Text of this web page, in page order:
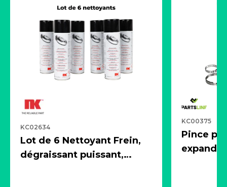
KC02634
Lot de 6 Nettoyant Frein,
dégraissant puissant,
KC00375
Pince